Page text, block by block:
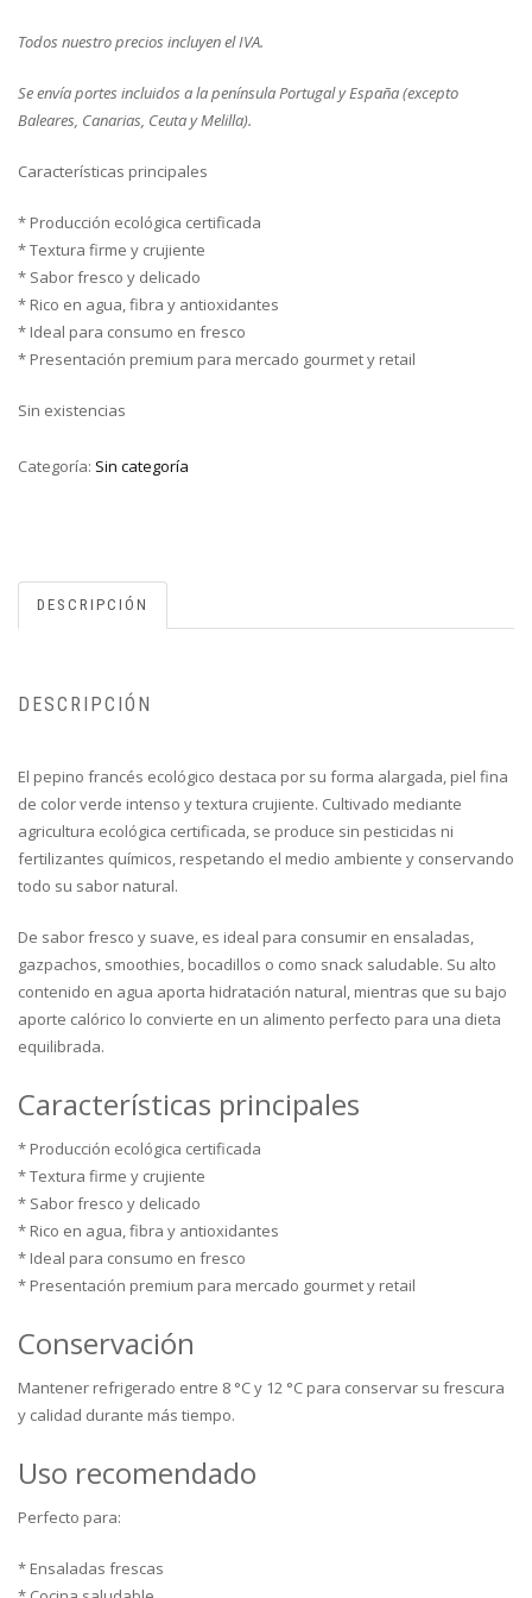
Todos nuestro precios incluyen el IVA.
Se envía portes incluidos a la península Portugal y España (excepto
Baleares, Canarias, Ceuta y Melilla).
Características principales
* Producción ecológica certificada
* Textura firme y crujiente
* Sabor fresco y delicado
* Rico en agua, fibra y antioxidantes
* Ideal para consumo en fresco
* Presentación premium para mercado gourmet y retail
Sin existencias
Categoría: Sin categoría
DESCRIPCIÓN
DESCRIPCIÓN
El pepino francés ecológico destaca por su forma alargada, piel fina
de color verde intenso y textura crujiente. Cultivado mediante
agricultura ecológica certificada, se produce sin pesticidas ni
fertilizantes químicos, respetando el medio ambiente y conservando
todo su sabor natural.
De sabor fresco y suave, es ideal para consumir en ensaladas,
gazpachos, smoothies, bocadillos o como snack saludable. Su alto
contenido en agua aporta hidratación natural, mientras que su bajo
aporte calórico lo convierte en un alimento perfecto para una dieta
equilibrada.
Características principales
* Producción ecológica certificada
* Textura firme y crujiente
* Sabor fresco y delicado
* Rico en agua, fibra y antioxidantes
* Ideal para consumo en fresco
* Presentación premium para mercado gourmet y retail
Conservación
Mantener refrigerado entre 8 °C y 12 °C para conservar su frescura
y calidad durante más tiempo.
Uso recomendado
Perfecto para:
* Ensaladas frescas